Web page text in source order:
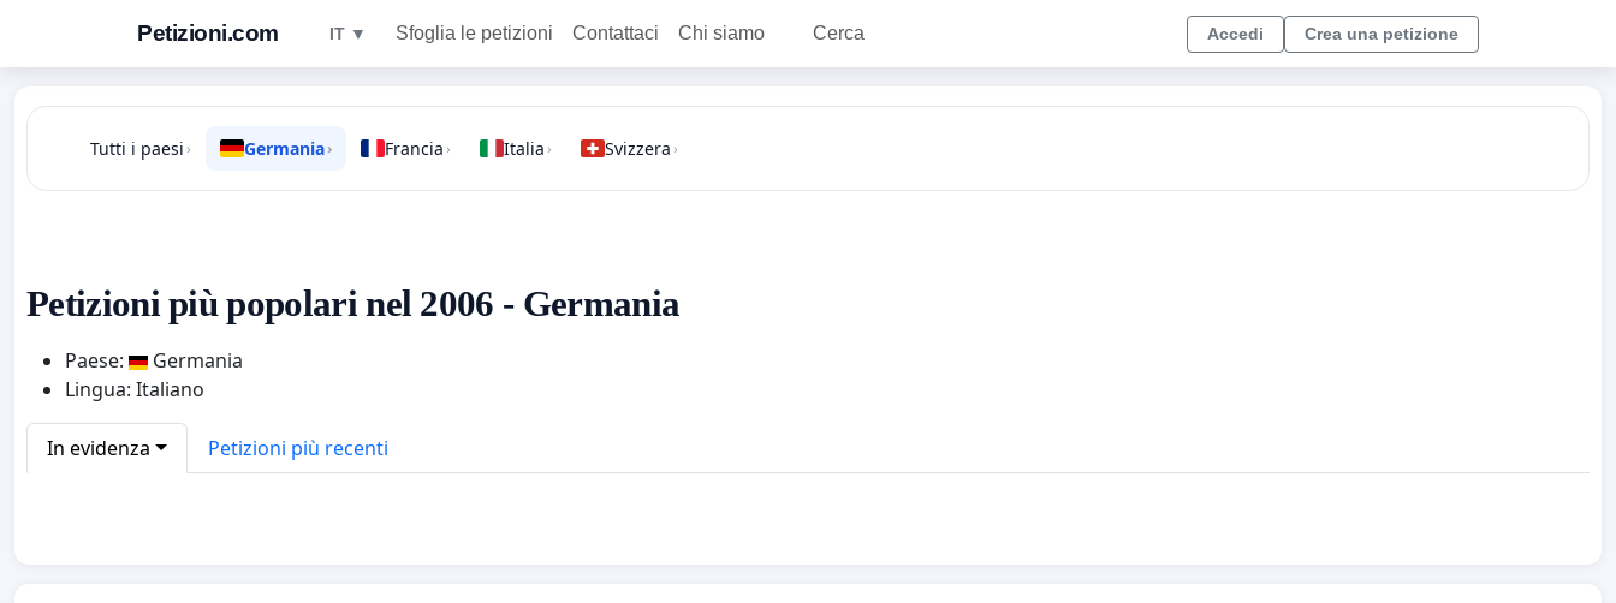
Petizioni.com IT ▼ Sfoglia le petizioni Contattaci Chi siamo Cerca Accedi Crea una petizione
Tutti i paesi › Germania› Francia › Italia › Svizzera ›
Petizioni più popolari nel 2006 - Germania
Paese:
Germania
Lingua: Italiano
In evidenza Petizioni più recenti